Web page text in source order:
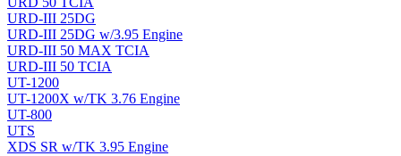
URD-III 25DG
URD-III 25DG w/3.95 Engine
URD-III 50 MAX TCIA
URD-III 50 TCIA
UT-1200
UT-1200X w/TK 3.76 Engine
UT-800
UTS
XDS SR w/TK 3.95 Engine